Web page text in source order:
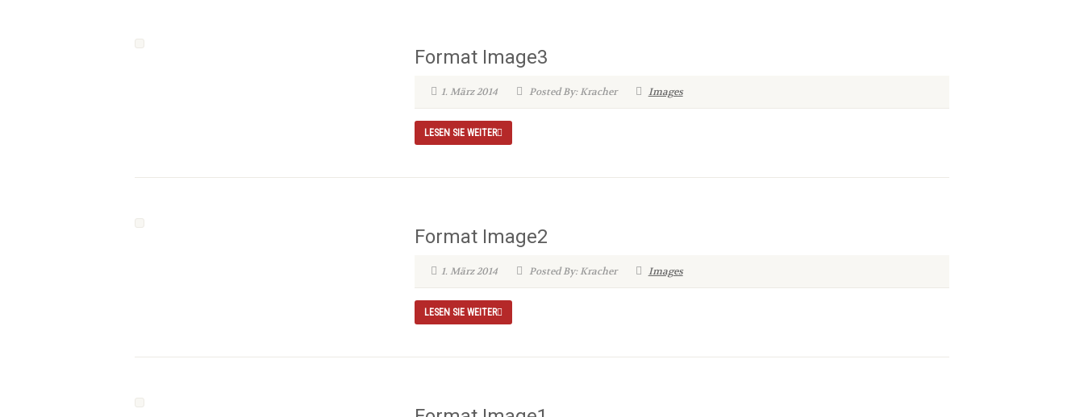
Format Image3
1. März 2014 Posted By: Kracher Images
LESEN SIE WEITER
Format Image2
1. März 2014 Posted By: Kracher Images
LESEN SIE WEITER